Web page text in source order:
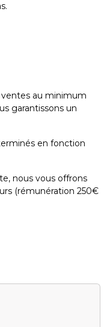
au minimum
garantissons un
en fonction
nous vous offrons
(rémunération 250€